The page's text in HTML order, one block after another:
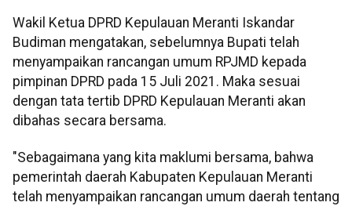
Wakil Ketua DPRD Kepulauan Meranti Iskandar
Budiman mengatakan, sebelumnya Bupati telah
menyampaikan rancangan umum RPJMD kepada
pimpinan DPRD pada 15 Juli 2021. Maka sesuai
dengan tata tertib DPRD Kepulauan Meranti akan
dibahas secara bersama.
"Sebagaimana yang kita maklumi bersama, bahwa
pemerintah daerah Kabupaten Kepulauan Meranti
telah menyampaikan rancangan umum daerah tentang